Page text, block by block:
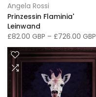
Angela Rossi
Prinzessin Flaminia'
Leinwand
£82.00 GBP – £726.00 GBP